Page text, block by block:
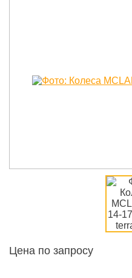
Цена по запросу